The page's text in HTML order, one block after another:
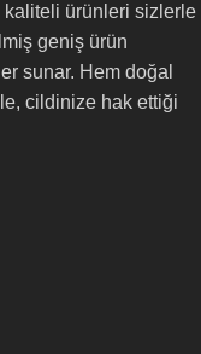
kaliteli ürünleri sizlerle
geniş ürün
sunar. Hem doğal
cildinize hak ettiği